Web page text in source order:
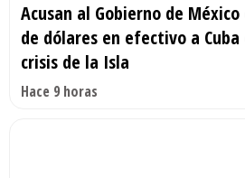
Acusan al Gobierno de
de dólares en efectivo a
crisis de la Isla
Hace 9 horas